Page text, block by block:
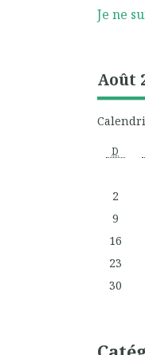
Je ne
Août
D
2
9
16
23
30